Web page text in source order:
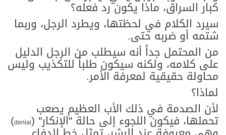
كبار السراق، ماذا يكون رد فعله؟
سيرد الكلام في لحظتها، ويطرد الرجل، وربما
شتمه أو ضربه حتى.
من المحتمل جداً أنه سيطلب من الرجل الدليل
على كلامه، ولكنه سيكون طلباً للتكذيب وليس
محاولة حقيقية لمعرفة الأمر.
لماذا؟
لأن الصدمة في ذلك الأب العظيم يصعب
تحملها، فيكون اللجوء إلى حالة "الإنكار" (denial
)